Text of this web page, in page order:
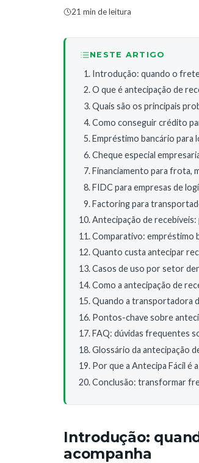
21 min de leitura
NESTE ARTIGO
Introdução: quando o frete
O que é antecipação de
Quais são os principais
Como conseguir crédito
Empréstimo bancário para
Cheque especial
Financiamento para frota,
FIDC para empresas de
Factoring para
Antecipação de
Comparativo: empréstimo
Quanto custa antecipar
Casos de uso por setor
Como a antecipação de
Quando a transportadora
Pontos-chave sobre
FAQ: dúvidas frequentes
Glossário da antecipação
Por que a Antecipa Fácil é
Conclusão: transformar
Introdução:
acompanha